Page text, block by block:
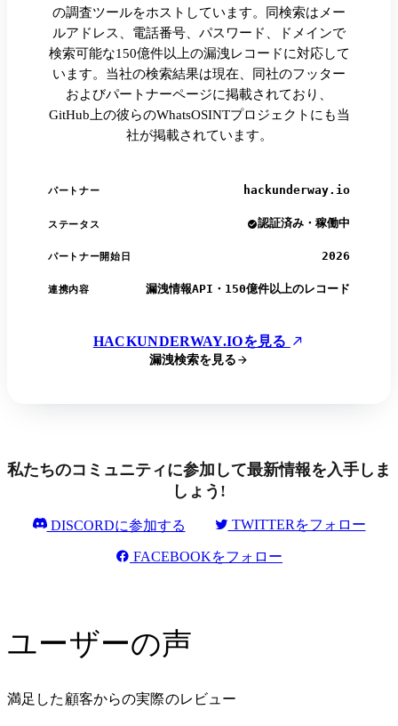
の調査ツールをホストしています。同検索はメー
ルアドレス、電話番号、パスワード、ドメインで
検索可能な150億件以上の漏洩レコードに対応して
います。当社の検索結果は現在、同社のフッター
およびパートナーページに掲載されており、
GitHub上の彼らのWhatsOSINTプロジェクトにも当
社が掲載されています。
パートナー hackunderway.io
ステータス 認証済み・稼働中
パートナー開始日 2026
連携内容 漏洩情報API・150億件以上のレコード
HACKUNDERWAY.IOを見る
漏洩検索を見る
私たちのコミュニティに参加して最新情報を入手しま
しょう!
DISCORDに参加する TWITTERをフォロー
FACEBOOKをフォロー
ユーザーの声
満足した顧客からの実際のレビュー